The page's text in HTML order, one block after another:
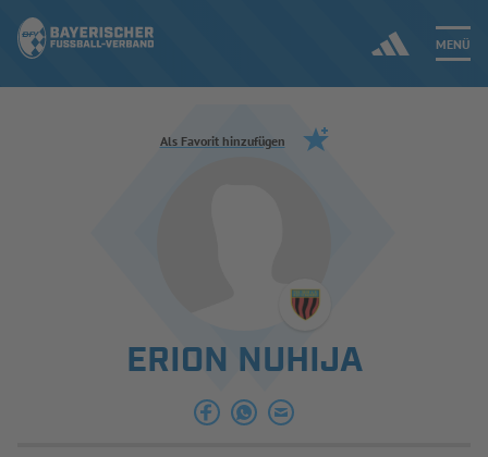
MENÜ
Jetzt einloggen
SPIELBETRIEB & VERBANDSLEBEN
AUSBILDUNG & FÖRDERUNG
Als Favorit hinzufügen
ERION NUHIJA